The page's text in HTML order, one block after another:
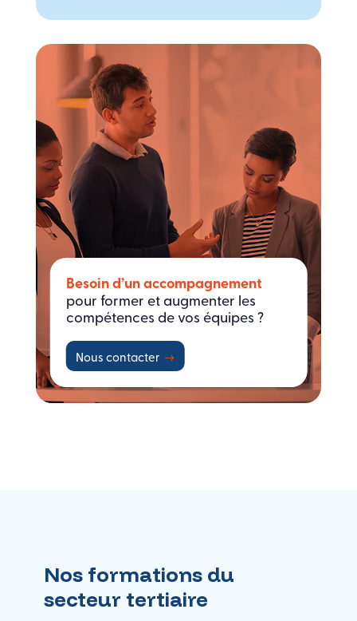
Besoin d’un accompagnement
pour former et augmenter les
compétences de vos équipes ?
Nous contacter
Nos formations du
secteur tertiaire